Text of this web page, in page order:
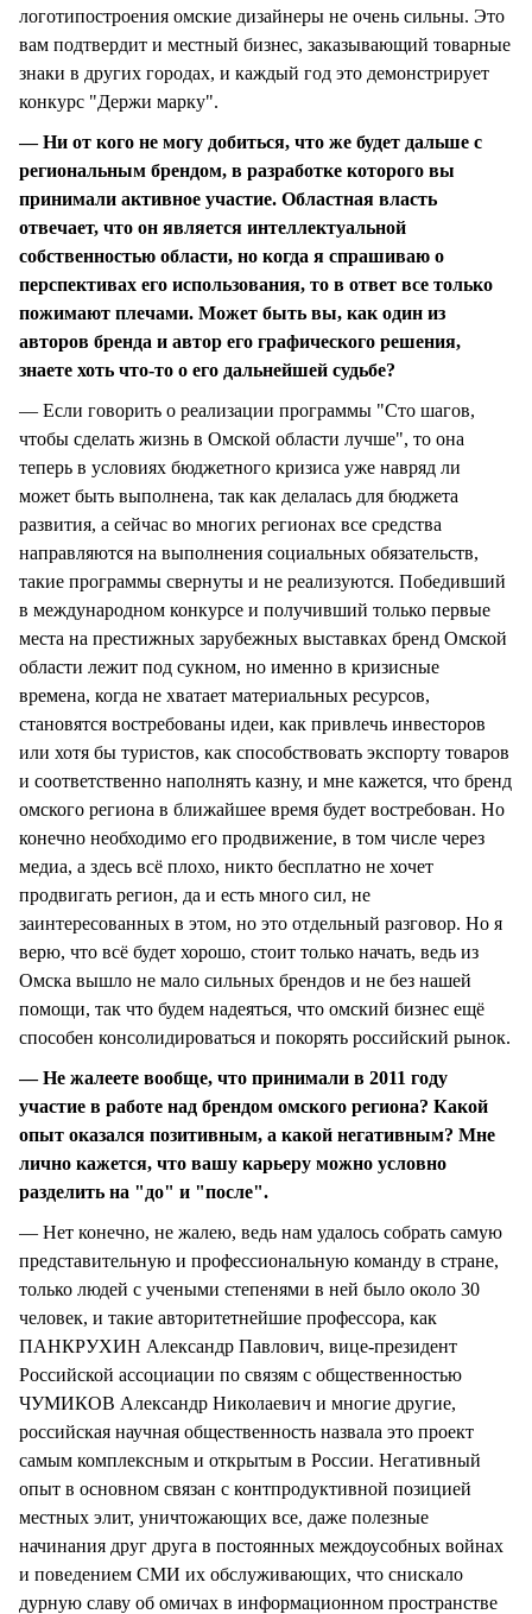
логотипостроения омские дизайнеры не очень сильны. Это
вам подтвердит и местный бизнес, заказывающий товарные
знаки в других городах, и каждый год это демонстрирует
конкурс "Держи марку".
— Ни от кого не могу добиться, что же будет дальше с
региональным брендом, в разработке которого вы
принимали активное участие. Областная власть
отвечает, что он является интеллектуальной
собственностью области, но когда я спрашиваю о
перспективах его использования, то в ответ все только
пожимают плечами. Может быть вы, как один из
авторов бренда и автор его графического решения,
знаете хоть что-то о его дальнейшей судьбе?
— Если говорить о реализации программы "Сто шагов,
чтобы сделать жизнь в Омской области лучше", то она
теперь в условиях бюджетного кризиса уже навряд ли
может быть выполнена, так как делалась для бюджета
развития, а сейчас во многих регионах все средства
направляются на выполнения социальных обязательств,
такие программы свернуты и не реализуются. Победивший
в международном конкурсе и получивший только первые
места на престижных зарубежных выставках бренд Омской
области лежит под сукном, но именно в кризисные
времена, когда не хватает материальных ресурсов,
становятся востребованы идеи, как привлечь инвесторов
или хотя бы туристов, как способствовать экспорту товаров
и соответственно наполнять казну, и мне кажется, что бренд
омского региона в ближайшее время будет востребован. Но
конечно необходимо его продвижение, в том числе через
медиа, а здесь всё плохо, никто бесплатно не хочет
продвигать регион, да и есть много сил, не
заинтересованных в этом, но это отдельный разговор. Но я
верю, что всё будет хорошо, стоит только начать, ведь из
Омска вышло не мало сильных брендов и не без нашей
помощи, так что будем надеяться, что омский бизнес ещё
способен консолидироваться и покорять российский рынок.
— Не жалеете вообще, что принимали в 2011 году
участие в работе над брендом омского региона? Какой
опыт оказался позитивным, а какой негативным? Мне
лично кажется, что вашу карьеру можно условно
разделить на "до" и "после".
— Нет конечно, не жалею, ведь нам удалось собрать самую
представительную и профессиональную команду в стране,
только людей с учеными степенями в ней было около 30
человек, и такие авторитетнейшие профессора, как
ПАНКРУХИН Александр Павлович, вице-президент
Российской ассоциации по связям с общественностью
ЧУМИКОВ Александр Николаевич и многие другие,
российская научная общественность назвала это проект
самым комплексным и открытым в России. Негативный
опыт в основном связан с контпродуктивной позицией
местных элит, уничтожающих все, даже полезные
начинания друг друга в постоянных междоусобных войнах
и поведением СМИ их обслуживающих, что снискало
дурную славу об омичах в информационном пространстве